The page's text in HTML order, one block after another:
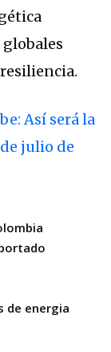
Así será la
julio de
de energia